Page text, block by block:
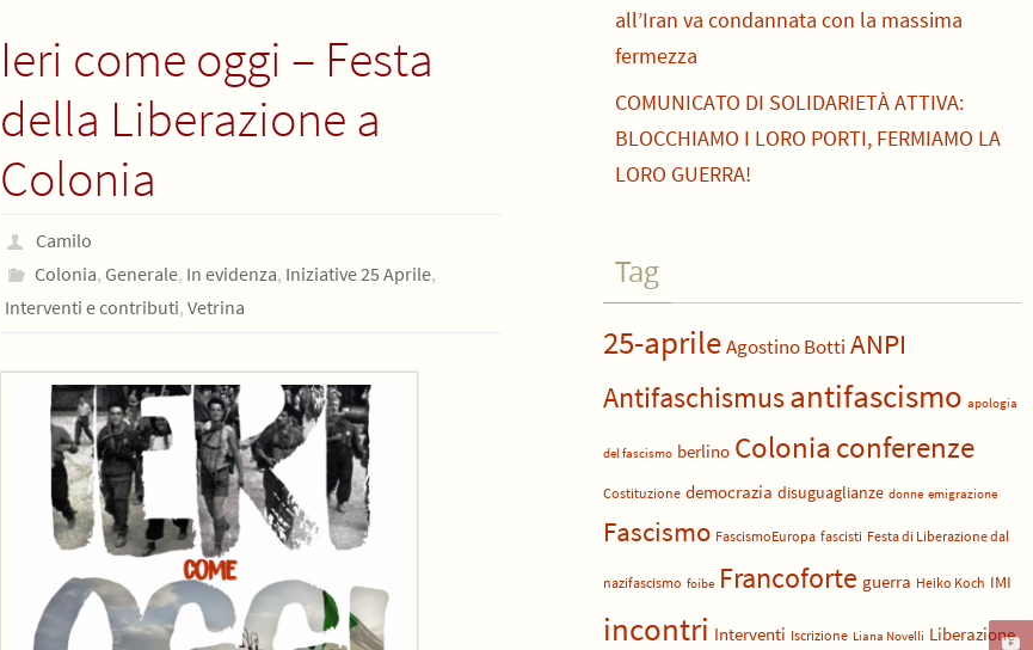
Ieri come oggi – Festa
della Liberazione a
Colonia
Camilo
Colonia, Generale, In evidenza, Iniziative 25 Aprile,
Interventi e contributi, Vetrina
all’Iran va condannata con la massima
fermezza
COMUNICATO DI SOLIDARIETÀ ATTIVA:
BLOCCHIAMO I LORO PORTI, FERMIAMO LA
LORO GUERRA!
Tag
25-aprileAgostino Botti ANPI
Antifaschismusantifascismo apologia
del fascismo berlino Colonia conferenze
Costituzione democrazia disuguaglianze donne emigrazione
Fascismo FascismoEuropa fascisti Festa di Liberazione dal
nazifascismo foibe Francoforte guerra Heiko Koch IMI
incontri Interventi Iscrizione Liana Novelli Liberazione